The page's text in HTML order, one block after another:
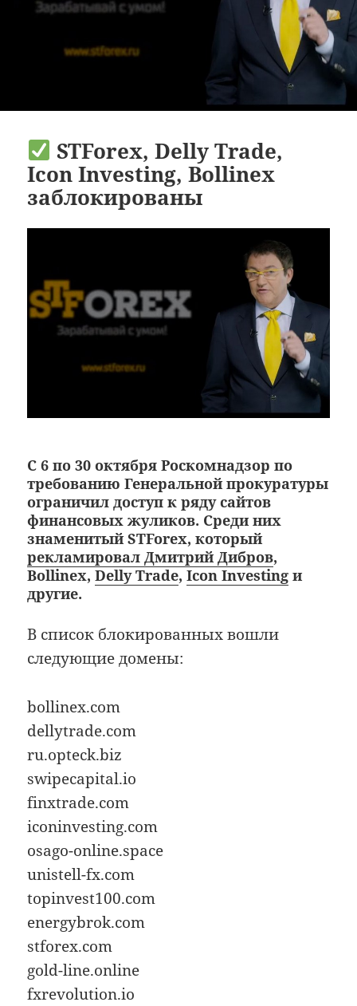
STForex, Delly Trade,
Icon Investing, Bollinex
заблокированы
С 6 по 30 октября Роскомнадзор по
требованию Генеральной прокуратуры
ограничил доступ к ряду сайтов
финансовых жуликов. Среди них
знаменитый STForex, который
рекламировал Дмитрий Дибров,
Bollinex,Delly Trade,Icon Investing и
другие.
В список блокированных вошли
следующие домены:
bollinex.com
dellytrade.com
ru.opteck.biz
swipecapital.io
finxtrade.com
iconinvesting.com
osago-online.space
unistell-fx.com
topinvest100.com
energybrok.com
stforex.com
gold-line.online
fxrevolution.io